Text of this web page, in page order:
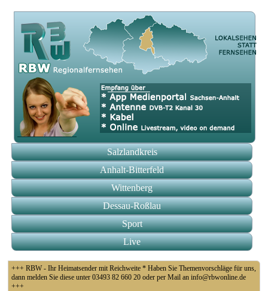
Salzlandkreis
Anhalt-Bitterfeld
Wittenberg
Dessau-Roßlau
Sport
Live
+++ RBW - Ihr Heimatsender mit Reichweite * Haben Sie Themenvorschläge für uns,
dann melden Sie diese unter 03493 82 660 20 oder per Mail an info@rbwonline.de
+++